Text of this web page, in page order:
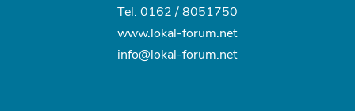
Tel. 0162 / 8051750
www.lokal-forum.net
info@lokal-forum.net